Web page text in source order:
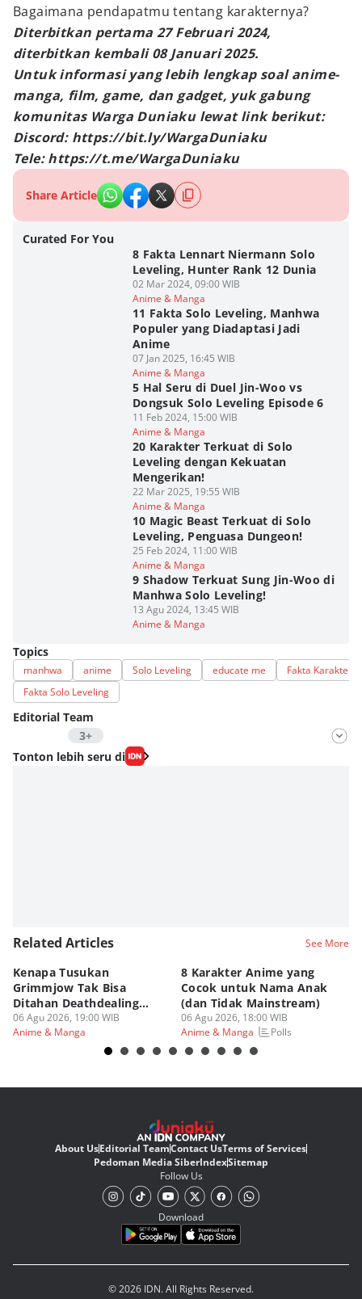
Bagaimana pendapatmu tentang karakternya?
Diterbitkan pertama 27 Februari 2024,
diterbitkan kembali 08 Januari 2025.
Untuk informasi yang lebih lengkap soal anime-
manga, film, game, dan gadget, yuk gabung
komunitas Warga Duniaku lewat link berikut:
Discord: https://bit.ly/WargaDuniaku
Tele: https://t.me/WargaDuniaku
Share Article
Curated For You
8 Fakta Lennart Niermann Solo
Leveling, Hunter Rank 12 Dunia
02 Mar 2024, 09:00 WIB
Anime & Manga
11 Fakta Solo Leveling, Manhwa
Populer yang Diadaptasi Jadi
Anime
07 Jan 2025, 16:45 WIB
Anime & Manga
5 Hal Seru di Duel Jin-Woo vs
Dongsuk Solo Leveling Episode 6
11 Feb 2024, 15:00 WIB
Anime & Manga
20 Karakter Terkuat di Solo
Leveling dengan Kekuatan
Mengerikan!
22 Mar 2025, 19:55 WIB
Anime & Manga
10 Magic Beast Terkuat di Solo
Leveling, Penguasa Dungeon!
25 Feb 2024, 11:00 WIB
Anime & Manga
9 Shadow Terkuat Sung Jin-Woo di
Manhwa Solo Leveling!
13 Agu 2024, 13:45 WIB
Anime & Manga
Topics
manhwa anime Solo Leveling educate me
Fakta Karakter
Fakta Solo Leveling
Editorial Team
3+
Editor
Nadia Agatha Pramesthi
Tonton lebih seru di
Related Articles See More
Kenapa Tusukan
Grimmjow Tak Bisa
Ditahan Deathdealing
Askin Bleach?
06 Agu 2026, 19:00 WIB
Anime & Manga
8 Karakter Anime yang
Cocok untuk Nama Anak
(dan Tidak Mainstream)
06 Agu 2026, 18:00 WIB
Anime & Manga
Polls
About UsEditorial TeamContact UsTerms of Services
Pedoman Media SiberIndexSitemap
Follow Us
Download
© 2026 IDN. All Rights Reserved.